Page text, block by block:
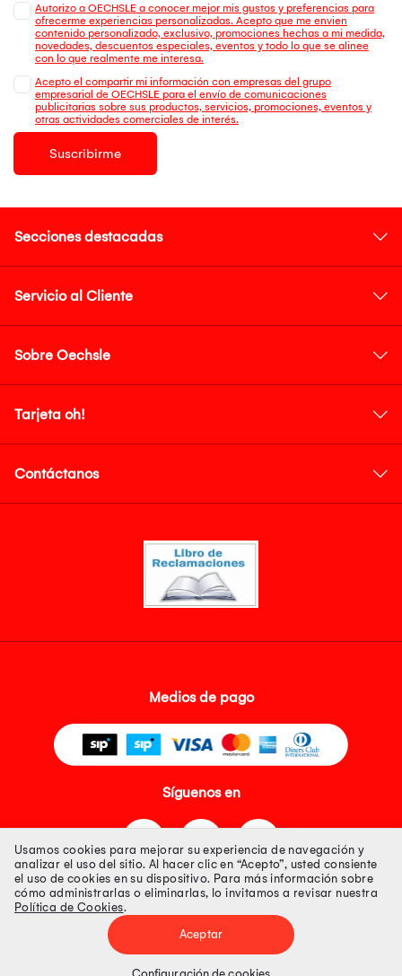
Autorizo a OECHSLE a conocer mejor mis gustos y preferencias para
ofrecerme experiencias personalizadas. Acepto que me envien
contenido personalizado, exclusivo, promociones hechas a mi medida,
novedades, descuentos especiales, eventos y todo lo que se alinee
con lo que realmente me interesa.
Acepto el compartir mi información con empresas del grupo
empresarial de OECHSLE para el envío de comunicaciones
publicitarias sobre sus productos, servicios, promociones, eventos y
otras actividades comerciales de interés.
Suscribirme
Secciones destacadas
Servicio al Cliente
Sobre Oechsle
Tarjeta oh!
Contáctanos
Medios de pago
Síguenos en
Tienda 100% Segura
Tiendas Peruanas S.A. R.U.C. Nº 20493020618. Todos los derechos
Usamos cookies para mejorar su experiencia de navegación y
analizar el uso del sitio. Al hacer clic en “Acepto”, usted consiente
el uso de cookies en su dispositivo. Para más información sobre
cómo administrarlas o eliminarlas, lo invitamos a revisar nuestra
Política de Cookies.
Aceptar